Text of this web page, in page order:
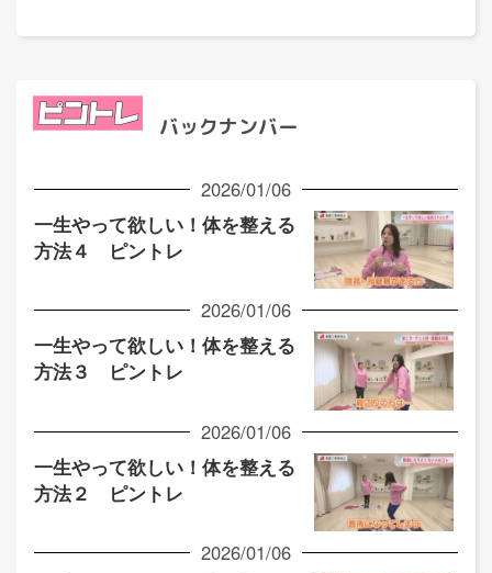
バックナンバー
2026/01/06
一生やって欲しい！体を整える
方法４ ピントレ
2026/01/06
一生やって欲しい！体を整える
方法３ ピントレ
2026/01/06
一生やって欲しい！体を整える
方法２ ピントレ
2026/01/06